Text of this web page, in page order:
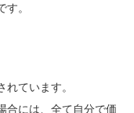
。
ています。
合には、全て自分で価